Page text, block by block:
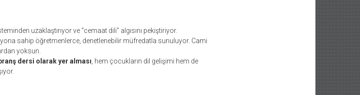
uzaklaştırıyor ve “cemaat dili” algısını pekiştiriyor.
sahip öğretmenlerce, denetlenebilir müfredatla sunuluyor. Cami
yoksun.
dersi olarak yer alması , hem çocukların dil gelişimi hem de